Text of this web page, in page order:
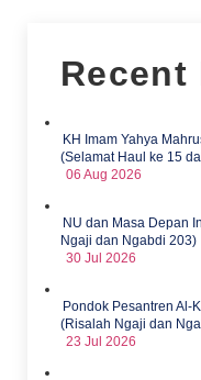
Recent
KH Imam Yahya
(Selamat Haul ke 15
06 Aug 2026
NU dan Masa Depan
Ngaji dan Ngabdi 203)
30 Jul 2026
Pondok Pesantren Al-
(Risalah Ngaji dan
23 Jul 2026